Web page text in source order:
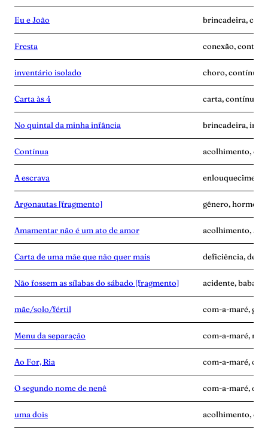
Eu e João brincadeira,
Fresta conexão,
inventário isolado choro, contínua,
Carta às 4 carta, contínua,
No quintal da minha infância brincadeira,
Contínua acolhimento,
A escrava
Argonautas [fragmento] gênero,
Amamentar não é um ato de amor acolhimento,
Carta de uma mãe que não quer mais deficiência,
Não fossem as sílabas do sábado [fragmento] acidente, babás,
mãe/solo/fértil com-a-maré,
Menu da separação com-a-maré,
Ao For, Ria com-a-maré,
O segundo nome de nenê com-a-maré,
uma dois acolhimento,